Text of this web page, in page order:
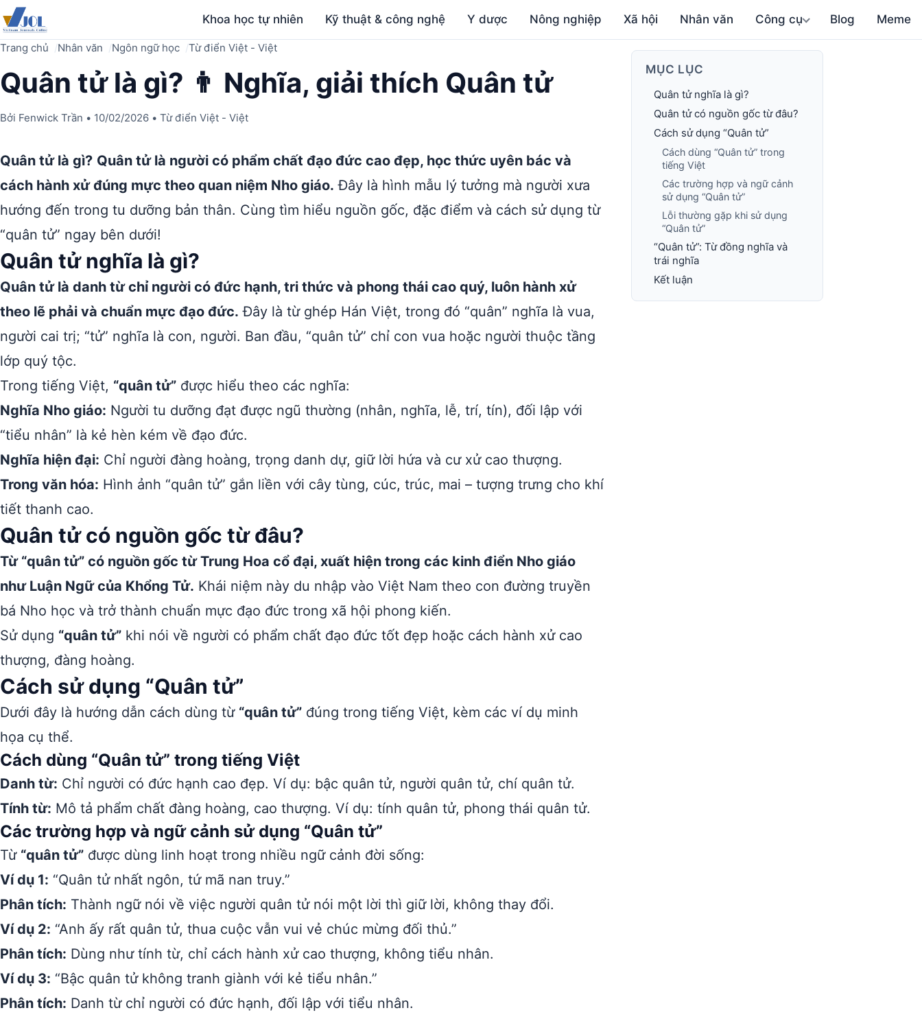
Khoa học tự nhiên Kỹ thuật & công nghệ Y dược Nông nghiệp Xã hội Nhân văn Công cụ Blog Meme
Trang chủ Nhân văn Ngôn ngữ học Từ điển Việt - Việt
Quân tử là gì? 👨 Nghĩa, giải thích Quân tử
Bởi Fenwick Trần • 10/02/2026 • Từ điển Việt - Việt
Quân tử là gì? Quân tử là người có phẩm chất đạo đức cao đẹp, học thức uyên bác và
cách hành xử đúng mực theo quan niệm Nho giáo. Đây là hình mẫu lý tưởng mà người xưa
hướng đến trong tu dưỡng bản thân. Cùng tìm hiểu nguồn gốc, đặc điểm và cách sử dụng từ
“quân tử” ngay bên dưới!
Quân tử nghĩa là gì?
Quân tử là danh từ chỉ người có đức hạnh, tri thức và phong thái cao quý, luôn hành xử
theo lẽ phải và chuẩn mực đạo đức. Đây là từ ghép Hán Việt, trong đó “quân” nghĩa là vua,
người cai trị; “tử” nghĩa là con, người. Ban đầu, “quân tử” chỉ con vua hoặc người thuộc tầng
lớp quý tộc.
Trong tiếng Việt, “quân tử” được hiểu theo các nghĩa:
Nghĩa Nho giáo: Người tu dưỡng đạt được ngũ thường (nhân, nghĩa, lễ, trí, tín), đối lập với
“tiểu nhân” là kẻ hèn kém về đạo đức.
Nghĩa hiện đại: Chỉ người đàng hoàng, trọng danh dự, giữ lời hứa và cư xử cao thượng.
Trong văn hóa: Hình ảnh “quân tử” gắn liền với cây tùng, cúc, trúc, mai – tượng trưng cho khí
tiết thanh cao.
Quân tử có nguồn gốc từ đâu?
Từ “quân tử” có nguồn gốc từ Trung Hoa cổ đại, xuất hiện trong các kinh điển Nho giáo
như Luận Ngữ của Khổng Tử. Khái niệm này du nhập vào Việt Nam theo con đường truyền
bá Nho học và trở thành chuẩn mực đạo đức trong xã hội phong kiến.
Sử dụng “quân tử” khi nói về người có phẩm chất đạo đức tốt đẹp hoặc cách hành xử cao
thượng, đàng hoàng.
Cách sử dụng “Quân tử”
Dưới đây là hướng dẫn cách dùng từ “quân tử” đúng trong tiếng Việt, kèm các ví dụ minh
họa cụ thể.
Cách dùng “Quân tử” trong tiếng Việt
Danh từ: Chỉ người có đức hạnh cao đẹp. Ví dụ: bậc quân tử, người quân tử, chí quân tử.
Tính từ: Mô tả phẩm chất đàng hoàng, cao thượng. Ví dụ: tính quân tử, phong thái quân tử.
Các trường hợp và ngữ cảnh sử dụng “Quân tử”
Từ “quân tử” được dùng linh hoạt trong nhiều ngữ cảnh đời sống:
Ví dụ 1: “Quân tử nhất ngôn, tứ mã nan truy.”
Phân tích: Thành ngữ nói về việc người quân tử nói một lời thì giữ lời, không thay đổi.
Ví dụ 2: “Anh ấy rất quân tử, thua cuộc vẫn vui vẻ chúc mừng đối thủ.”
Phân tích: Dùng như tính từ, chỉ cách hành xử cao thượng, không tiểu nhân.
Ví dụ 3: “Bậc quân tử không tranh giành với kẻ tiểu nhân.”
Phân tích: Danh từ chỉ người có đức hạnh, đối lập với tiểu nhân.
MỤC LỤC
Quân tử nghĩa là gì?
Quân tử có nguồn gốc từ đâu?
Cách sử dụng “Quân tử”
Cách dùng “Quân tử” trong
tiếng Việt
Các trường hợp và ngữ cảnh
sử dụng “Quân tử”
Lỗi thường gặp khi sử dụng
“Quân tử”
“Quân tử”: Từ đồng nghĩa và
trái nghĩa
Kết luận